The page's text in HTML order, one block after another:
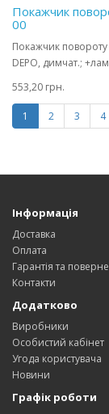
Покажчик
00
Покажчик повороту
DEPO, димчат.;
553,20 грн.
1 2 3 4
Інформація
Доставка
Оплата
Гарантія та
Контакти
Додатково
Виробники
Особистий кабінет
Угода користувача
Новини
Графік роботи